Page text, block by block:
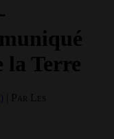
la Terre
| Par Les